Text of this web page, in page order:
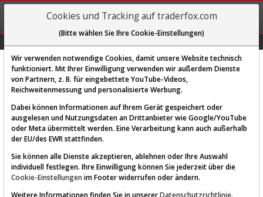
REGIS-
TRIEREN
Diese Funktion ist nur für
AKTIEN-TERMINAL
Cookies und Tracking auf traderfox.com
(Bitte wählen Sie Ihre Cookie-Einstellungen)
Wir verwenden notwendige Cookies, damit unsere Website technisch
funktioniert. Mit Ihrer Einwilligung verwenden wir außerdem Dienste
von Partnern, z. B. für eingebettete YouTube-Videos,
Reichweitenmessung und personalisierte Werbung.
Dabei können Informationen auf Ihrem Gerät gespeichert oder
ausgelesen und Nutzungsdaten an Drittanbieter wie Google/YouTube
oder Meta übermittelt werden. Eine Verarbeitung kann auch außerhalb
der EU/des EWR stattfinden.
Sie können alle Dienste akzeptieren, ablehnen oder Ihre Auswahl
individuell festlegen. Ihre Einwilligung können Sie jederzeit über die
Cookie-Einstellungen im Footer widerrufen oder ändern.
Weitere Informationen finden Sie in unsererDatenschutzrichtlinie.